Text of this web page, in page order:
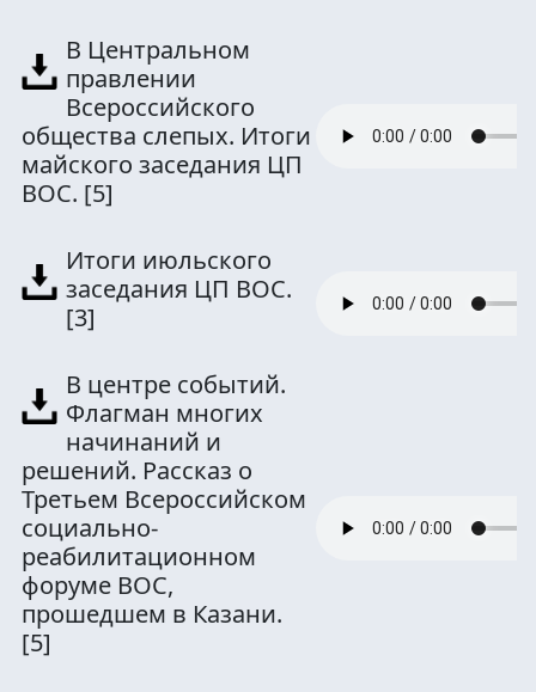
В Центральном
правлении
Всероссийского
общества слепых. Итоги
майского заседания ЦП
ВОС. [5]
Итоги июльского
заседания ЦП ВОС.
[3]
В центре событий.
Флагман многих
начинаний и
решений. Рассказ о
Третьем Всероссийском
социально-
реабилитационном
форуме ВОС,
прошедшем в Казани.
[5]